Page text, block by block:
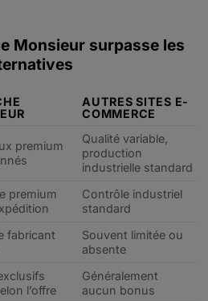
Monsieur surpasse les
AUTRES SITES E-
COMMERCE
premium
Qualité variable,
production
industrielle standard
premium
Contrôle industriel
standard
fabricant
Souvent limitée ou
absente
l’offre
Généralement
aucun bonus